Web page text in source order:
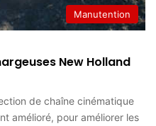
Manutention
New Holland
de chaîne cinématique
amélioré, pour améliorer les